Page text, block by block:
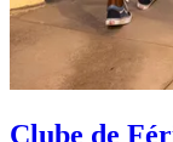
Clube de